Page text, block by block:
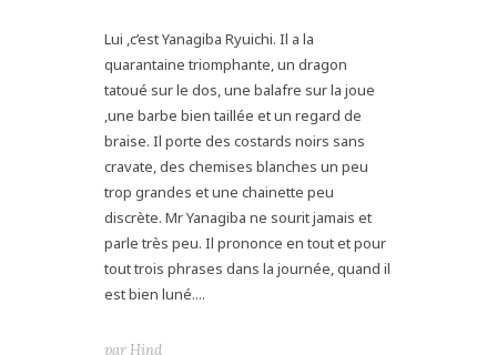
Lui ,c’est Yanagiba Ryuichi. Il a la
quarantaine triomphante, un dragon
tatoué sur le dos, une balafre sur la joue
,une barbe bien taillée et un regard de
braise. Il porte des costards noirs sans
cravate, des chemises blanches un peu
trop grandes et une chainette peu
discrète. Mr Yanagiba ne sourit jamais et
parle très peu. Il prononce en tout et pour
tout trois phrases dans la journée, quand il
est bien luné....
par Hind